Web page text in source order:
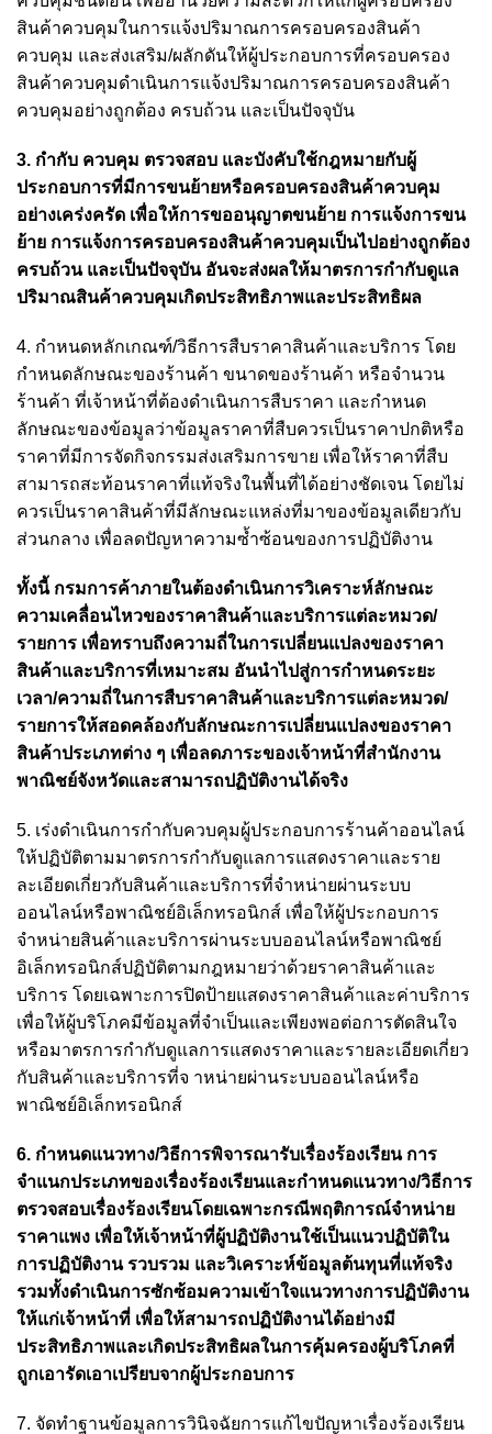
สินค้าควบคุมในการแจ้งปริมาณการครอบครองสินค้า
ควบคุม และส่งเสริม/ผลักดันให้ผู้ประกอบการที่ครอบครอง
สินค้าควบคุมดำเนินการแจ้งปริมาณการครอบครองสินค้า
ควบคุมอย่างถูกต้อง ครบถ้วน และเป็นปัจจุบัน
3. กำกับ ควบคุม ตรวจสอบ และบังคับใช้กฎหมายกับผู้
ประกอบการที่มีการขนย้ายหรือครอบครองสินค้าควบคุม
อย่างเคร่งครัด เพื่อให้การขออนุญาตขนย้าย การแจ้งการขน
ย้าย การแจ้งการครอบครองสินค้าควบคุมเป็นไปอย่างถูกต้อง
ครบถ้วน และเป็นปัจจุบัน อันจะส่งผลให้มาตรการกำกับดูแล
ปริมาณสินค้าควบคุมเกิดประสิทธิภาพและประสิทธิผล
4. กำหนดหลักเกณฑ์/วิธีการสืบราคาสินค้าและบริการ โดย
กำหนดลักษณะของร้านค้า ขนาดของร้านค้า หรือจำนวน
ร้านค้า ที่เจ้าหน้าที่ต้องดำเนินการสืบราคา และกำหนด
ลักษณะของข้อมูลว่าข้อมูลราคาที่สืบควรเป็นราคาปกติหรือ
ราคาที่มีการจัดกิจกรรมส่งเสริมการขาย เพื่อให้ราคาที่สืบ
สามารถสะท้อนราคาที่แท้จริงในพื้นที่ได้อย่างชัดเจน โดยไม่
ควรเป็นราคาสินค้าที่มีลักษณะแหล่งที่มาของข้อมูลเดียวกับ
ส่วนกลาง เพื่อลดปัญหาความซ้ำซ้อนของการปฏิบัติงาน
ทั้งนี้ กรมการค้าภายในต้องดำเนินการวิเคราะห์ลักษณะ
ความเคลื่อนไหวของราคาสินค้าและบริการแต่ละหมวด/
รายการ เพื่อทราบถึงความถี่ในการเปลี่ยนแปลงของราคา
สินค้าและบริการที่เหมาะสม อันนำไปสู่การกำหนดระยะ
เวลา/ความถี่ในการสืบราคาสินค้าและบริการแต่ละหมวด/
รายการให้สอดคล้องกับลักษณะการเปลี่ยนแปลงของราคา
สินค้าประเภทต่าง ๆ เพื่อลดภาระของเจ้าหน้าที่สำนักงาน
พาณิชย์จังหวัดและสามารถปฏิบัติงานได้จริง
5. เร่งดำเนินการกำกับควบคุมผู้ประกอบการร้านค้าออนไลน์
ให้ปฏิบัติตามมาตรการกำกับดูแลการแสดงราคาและราย
ละเอียดเกี่ยวกับสินค้าและบริการที่จำหน่ายผ่านระบบ
ออนไลน์หรือพาณิชย์อิเล็กทรอนิกส์ เพื่อให้ผู้ประกอบการ
จำหน่ายสินค้าและบริการผ่านระบบออนไลน์หรือพาณิชย์
อิเล็กทรอนิกส์ปฏิบัติตามกฎหมายว่าด้วยราคาสินค้าและ
บริการ โดยเฉพาะการปิดป้ายแสดงราคาสินค้าและค่าบริการ
เพื่อให้ผู้บริโภคมีข้อมูลที่จำเป็นและเพียงพอต่อการตัดสินใจ
หรือมาตรการกำกับดูแลการแสดงราคาและรายละเอียดเกี่ยว
กับสินค้าและบริการที่จ าหน่ายผ่านระบบออนไลน์หรือ
พาณิชย์อิเล็กทรอนิกส์
6. กำหนดแนวทาง/วิธีการพิจารณารับเรื่องร้องเรียน การ
จำแนกประเภทของเรื่องร้องเรียนและกำหนดแนวทาง/วิธีการ
ตรวจสอบเรื่องร้องเรียนโดยเฉพาะกรณีพฤติการณ์จำหน่าย
ราคาแพง เพื่อให้เจ้าหน้าที่ผู้ปฏิบัติงานใช้เป็นแนวปฏิบัติใน
การปฏิบัติงาน รวบรวม และวิเคราะห์ข้อมูลต้นทุนที่แท้จริง
รวมทั้งดำเนินการซักซ้อมความเข้าใจแนวทางการปฏิบัติงาน
ให้แก่เจ้าหน้าที่ เพื่อให้สามารถปฏิบัติงานได้อย่างมี
ประสิทธิภาพและเกิดประสิทธิผลในการคุ้มครองผู้บริโภคที่
ถูกเอารัดเอาเปรียบจากผู้ประกอบการ
7. จัดทำฐานข้อมูลการวินิจฉัยการแก้ไขปัญหาเรื่องร้องเรียน